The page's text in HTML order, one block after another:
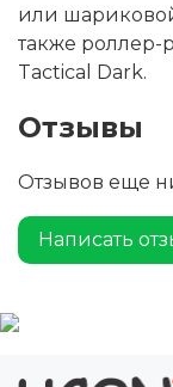
или
также роллер-
Tactical Dark.
Отзывы
Отзывов еще
Написать